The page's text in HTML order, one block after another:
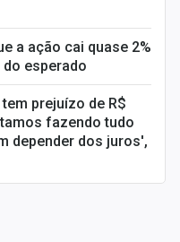
a ação cai quase 2%
esperado
prejuízo de R$
fazendo tudo
depender dos juros',